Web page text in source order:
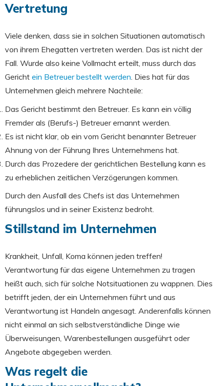
Vertretung
Viele denken, dass sie in solchen Situationen automatisch
von ihrem Ehegatten vertreten werden. Das ist nicht der
Fall. Wurde also keine Vollmacht erteilt, muss durch das
Gericht ein Betreuer bestellt werden. Dies hat für das
Unternehmen gleich mehrere Nachteile:
Das Gericht bestimmt den Betreuer. Es kann ein völlig
Fremder als (Berufs-) Betreuer ernannt werden.
Es ist nicht klar, ob ein vom Gericht benannter Betreuer
Ahnung von der Führung Ihres Unternehmens hat.
Durch das Prozedere der gerichtlichen Bestellung kann es
zu erheblichen zeitlichen Verzögerungen kommen.
Durch den Ausfall des Chefs ist das Unternehmen
führungslos und in seiner Existenz bedroht.
Stillstand im Unternehmen
Krankheit, Unfall, Koma können jeden treffen!
Verantwortung für das eigene Unternehmen zu tragen
heißt auch, sich für solche Notsituationen zu wappnen. Dies
betrifft jeden, der ein Unternehmen führt und aus
Verantwortung ist Handeln angesagt. Anderenfalls können
nicht einmal an sich selbstverständliche Dinge wie
Überweisungen, Warenbestellungen ausgeführt oder
Angebote abgegeben werden.
Was regelt die